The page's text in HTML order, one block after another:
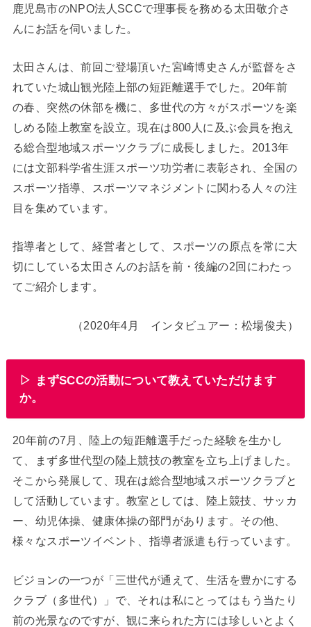
鹿児島市のNPO法人SCCで理事長を務める太田敬介さ
んにお話を伺いました。
太田さんは、前回ご登場頂いた宮崎博史さんが監督をさ
れていた城山観光陸上部の短距離選手でした。20年前
の春、突然の休部を機に、多世代の方々がスポーツを楽
しめる陸上教室を設立。現在は800人に及ぶ会員を抱え
る総合型地域スポーツクラブに成長しました。2013年
には文部科学省生涯スポーツ功労者に表彰され、全国の
スポーツ指導、スポーツマネジメントに関わる人々の注
目を集めています。
指導者として、経営者として、スポーツの原点を常に大
切にしている太田さんのお話を前・後編の2回にわたっ
てご紹介します。
（2020年4月 インタビュアー：松場俊夫）
▷ まずSCCの活動について教えていただけます
か。
20年前の7月、陸上の短距離選手だった経験を生かし
て、まず多世代型の陸上競技の教室を立ち上げました。
そこから発展して、現在は総合型地域スポーツクラブと
して活動しています。教室としては、陸上競技、サッカ
ー、幼児体操、健康体操の部門があります。その他、
様々なスポーツイベント、指導者派遣も行っています。
ビジョンの一つが「三世代が通えて、生活を豊かにする
クラブ（多世代）」で、それは私にとってはもう当たり
前の光景なのですが、観に来られた方には珍しいとよく